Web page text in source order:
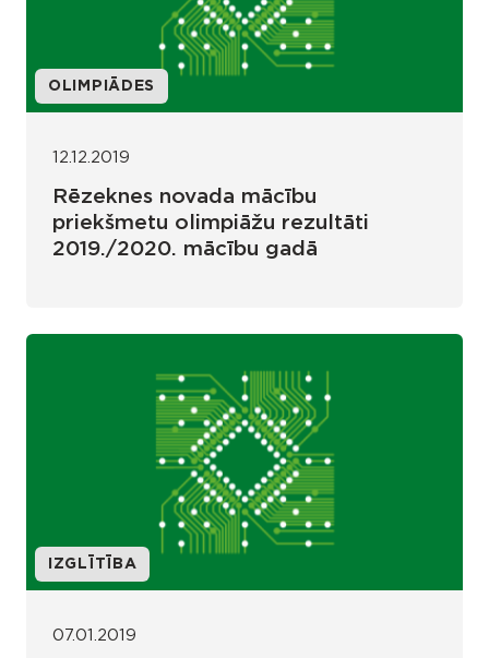
OLIMPIĀDES
12.12.2019
Rēzeknes novada mācību
priekšmetu olimpiāžu rezultāti
2019./2020. mācību gadā
IZGLĪTĪBA
07.01.2019